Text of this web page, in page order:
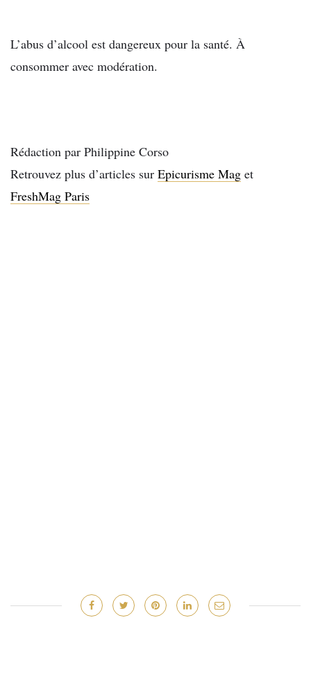
L’abus d’alcool est dangereux pour la santé. À
consommer avec modération.
Rédaction par Philippine Corso
Retrouvez plus d’articles sur Epicurisme Mag et
FreshMag Paris